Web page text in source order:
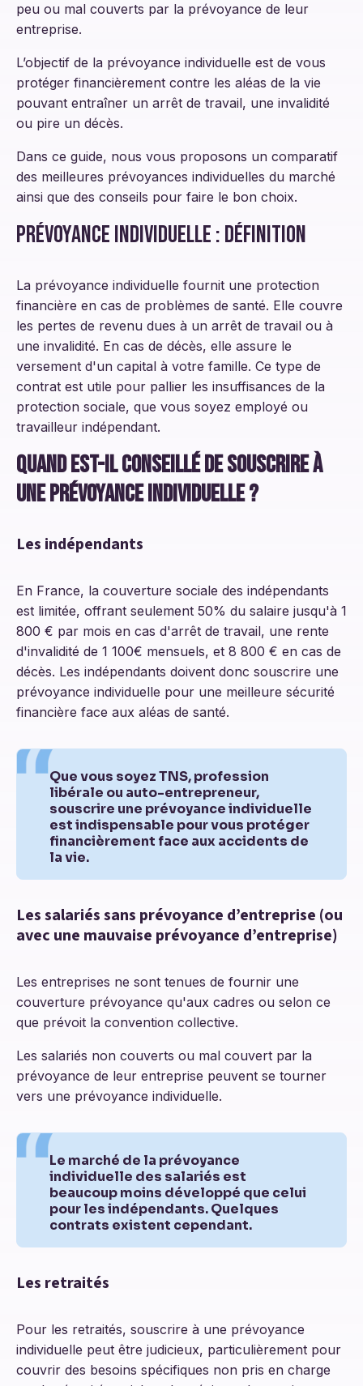
peu ou mal couverts par la prévoyance de leur
entreprise.
L’objectif de la prévoyance individuelle est de vous
protéger financièrement contre les aléas de la vie
pouvant entraîner un arrêt de travail, une invalidité
ou pire un décès.
Dans ce guide, nous vous proposons un comparatif
des meilleures prévoyances individuelles du marché
ainsi que des conseils pour faire le bon choix.
Prévoyance individuelle : définition
La prévoyance individuelle fournit une protection
financière en cas de problèmes de santé. Elle couvre
les pertes de revenu dues à un arrêt de travail ou à
une invalidité. En cas de décès, elle assure le
versement d'un capital à votre famille. Ce type de
contrat est utile pour pallier les insuffisances de la
protection sociale, que vous soyez employé ou
travailleur indépendant.
Quand est-il conseillé de souscrire à
une prévoyance individuelle ?
Les indépendants
En France, la couverture sociale des indépendants
est limitée, offrant seulement 50% du salaire jusqu'à 1
800 € par mois en cas d'arrêt de travail, une rente
d'invalidité de 1 100€ mensuels, et 8 800 € en cas de
décès. Les indépendants doivent donc souscrire une
prévoyance individuelle pour une meilleure sécurité
financière face aux aléas de santé.
Que vous soyez TNS, profession
libérale ou auto-entrepreneur,
souscrire une prévoyance individuelle
est indispensable pour vous protéger
financièrement face aux accidents de
la vie.
Les salariés sans prévoyance d’entreprise (ou
avec une mauvaise prévoyance d’entreprise)
Les entreprises ne sont tenues de fournir une
couverture prévoyance qu'aux cadres ou selon ce
que prévoit la convention collective.
Les salariés non couverts ou mal couvert par la
prévoyance de leur entreprise peuvent se tourner
vers une prévoyance individuelle.
Le marché de la prévoyance
individuelle des salariés est
beaucoup moins développé que celui
pour les indépendants. Quelques
contrats existent cependant.
Les retraités
Pour les retraités, souscrire à une prévoyance
individuelle peut être judicieux, particulièrement pour
couvrir des besoins spécifiques non pris en charge